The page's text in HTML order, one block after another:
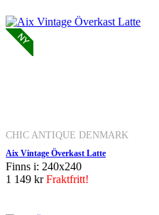
CHIC ANTIQUE DENMARK
Aix Vintage Överkast Latte
Finns i: 240x240
1 149 krFraktfritt!